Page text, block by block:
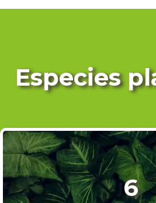
Especies
6